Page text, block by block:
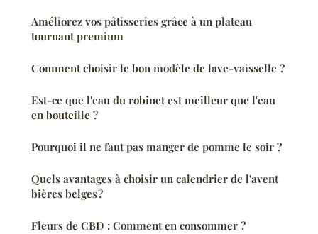
Améliorez vos pâtisseries grâce à un plateau
tournant premium
Comment choisir le bon modèle de lave-vaisselle ?
Est-ce que l'eau du robinet est meilleur que l'eau
en bouteille ?
Pourquoi il ne faut pas manger de pomme le soir ?
Quels avantages à choisir un calendrier de l'avent
bières belges ?
Fleurs de CBD : Comment en consommer ?